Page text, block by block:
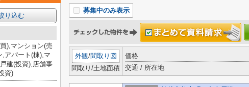
募集中のみ表示
外観/間取り図
間取り/土地面積
価格
交通 / 所在地
り込む
),マンション(売
,アパート(棟),マ
建(投資),店舗事
資)